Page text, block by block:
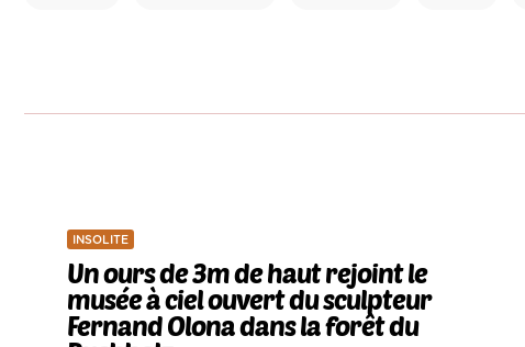
INSOLITE
Un ours de 3m de haut rejoint le
musée à ciel ouvert du sculpteur
Fernand Olona dans la forêt du